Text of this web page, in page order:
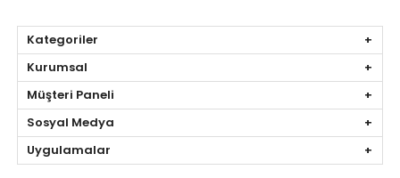
Kategoriler
Kurumsal
Müşteri Paneli
Sosyal Medya
Uygulamalar